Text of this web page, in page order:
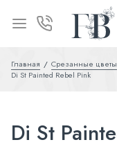
Главная Срезанные цветы
Di St Painted Rebel Pink
Di St